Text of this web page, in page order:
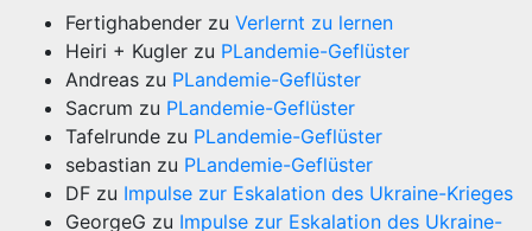
Fertighabender zu Verlernt zu lernen
Heiri + Kugler zu PLandemie-Geflüster
Andreas zu PLandemie-Geflüster
Sacrum zu PLandemie-Geflüster
Tafelrunde zu PLandemie-Geflüster
sebastian zu PLandemie-Geflüster
DF zu Impulse zur Eskalation des Ukraine-Krieges
GeorgeG zu Impulse zur Eskalation des Ukraine-